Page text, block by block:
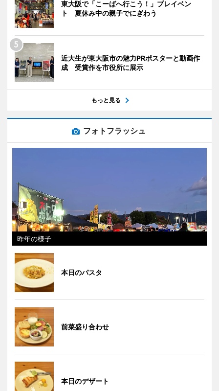
東大阪で「こーばへ行こう！」プレイベン
ト 夏休み中の親子でにぎわう
近大生が東大阪市の魅力PRポスターと動画作
成 受賞作を市役所に展示
もっと見る
フォトフラッシュ
昨年の様子
本日のパスタ
前菜盛り合わせ
本日のデザート